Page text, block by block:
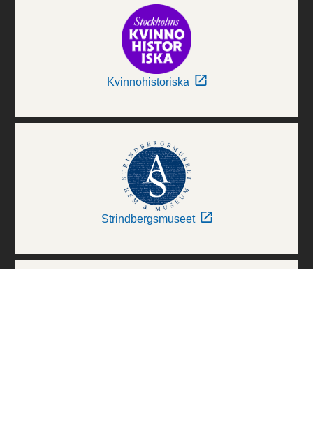
Kvinnohistoriska
Strindbergsmuseet